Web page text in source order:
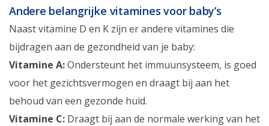
Andere belangrijke vitamines voor baby’s
Naast vitamine D en K zijn er andere vitamines die
bijdragen aan de gezondheid van je baby:
Vitamine A:Ondersteunt het immuunsysteem, is goed
voor het gezichtsvermogen en draagt bij aan het
behoud van een gezonde huid.
Vitamine C: Draagt bij aan de normale werking van het